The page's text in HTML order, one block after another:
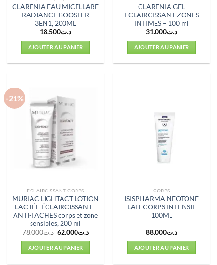
CLARENIA EAU MICELLARE
RADIANCE BOOSTER
3EN1, 200ML
د.ت18.500
AJOUTER AU PANIER
CLARENIA GEL
ECLAIRCISSANT ZONES
INTIMES – 100 ml
د.ت31.000
AJOUTER AU PANIER
-21%
ECLAIRCISSANT CORPS
MURIAC LIGHTACT LOTION
LACTÉE ÉCLAIRCISSANTE
ANTI-TACHES corps et zone
sensibles, 200 ml
د.ت78.000
Le
initial
était :
د.ت78.000.
د.ت62.000
Le
AJOUTER AU PANIER
CORPS
ISISPHARMA NEOTONE
LAIT CORPS INTENSIF
100ML
د.ت88.000
AJOUTER AU PANIER